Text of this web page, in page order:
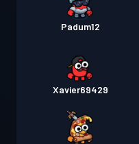
Padum12
Xavier69429